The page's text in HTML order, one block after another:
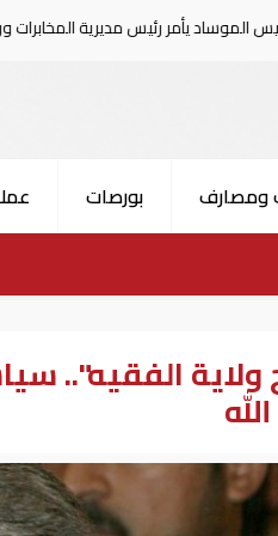
مديرية المخابرات ورئيس قسم إيران
ومصارف بورصات
ولاية الفقيه"..